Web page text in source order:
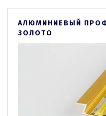
АЛЮМИНИЕВЫЙ
ЗОЛОТО